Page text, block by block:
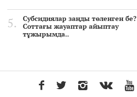
Субсидиялар заңды төленген бе?
Соттағы жауаптар айыптау
тұжырымда..